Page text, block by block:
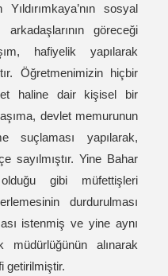
sosyal
göreceği
hafiyelik yapılarak
Öğretmenimizin hiçbir
haline dair kişisel bir
devlet memurunun
suçlaması yapılarak,
sayılmıştır. Yine Bahar
olduğu gibi müfettişleri
durdurulması
istenmiş ve yine aynı
alınarak
getirilmiştir.